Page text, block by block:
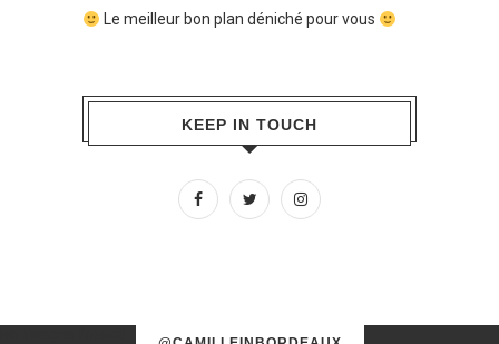
Le meilleur bon plan déniché pour vous
KEEP IN TOUCH